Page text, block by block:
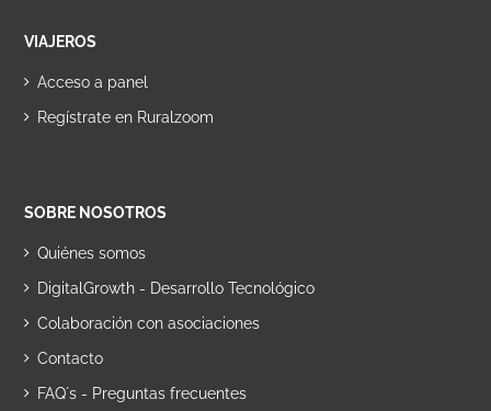
VIAJEROS
Acceso a panel
Regístrate en Ruralzoom
SOBRE NOSOTROS
Quiénes somos
DigitalGrowth - Desarrollo Tecnológico
Colaboración con asociaciones
Contacto
FAQ´s - Preguntas frecuentes